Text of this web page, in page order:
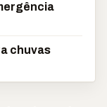
chuvas